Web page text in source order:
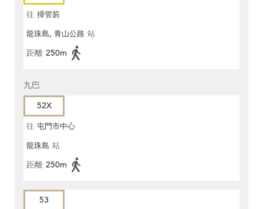
往 掃管笏
龍珠島, 青山公路 站
距離 250m
九巴
52X
往 屯門市中心
龍珠島 站
距離 250m
53